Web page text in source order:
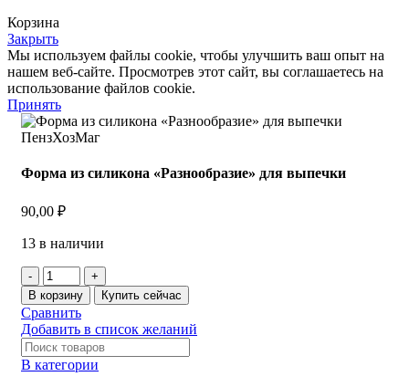
Корзина
Закрыть
Мы используем файлы cookie, чтобы улучшить ваш опыт на
нашем веб-сайте. Просмотрев этот сайт, вы соглашаетесь на
использование файлов cookie.
Принять
Форма из силикона «Разнообразие» для выпечки
90,00 ₽
13 в наличии
В корзину Купить сейчас
Сравнить
Добавить в список желаний
В категории